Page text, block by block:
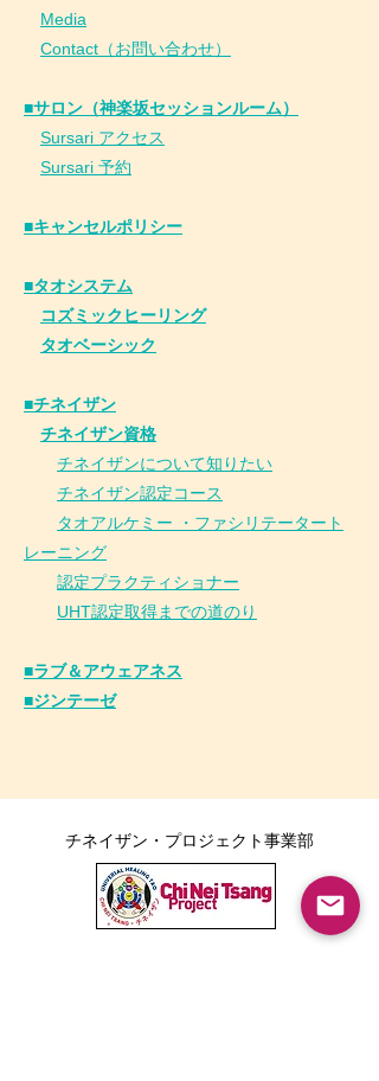
Media
Contact（お問い合わせ）
■サロン（神楽坂セッションルーム）
Sursari アクセス
Sursari 予約
​■キャンセルポリシー
■タオシステム
コズミックヒーリング
タオベーシック
■チネイザン
チネイザン資格
チネイザンについて知りたい
チネイザン認定コース
タオアルケミー ・ファシリテータート
レーニング
認定プラクティショナー
UHT認定取得までの道のり
■ラブ＆アウェアネス
■ジンテーゼ
チネイザン・プロジェクト事業部